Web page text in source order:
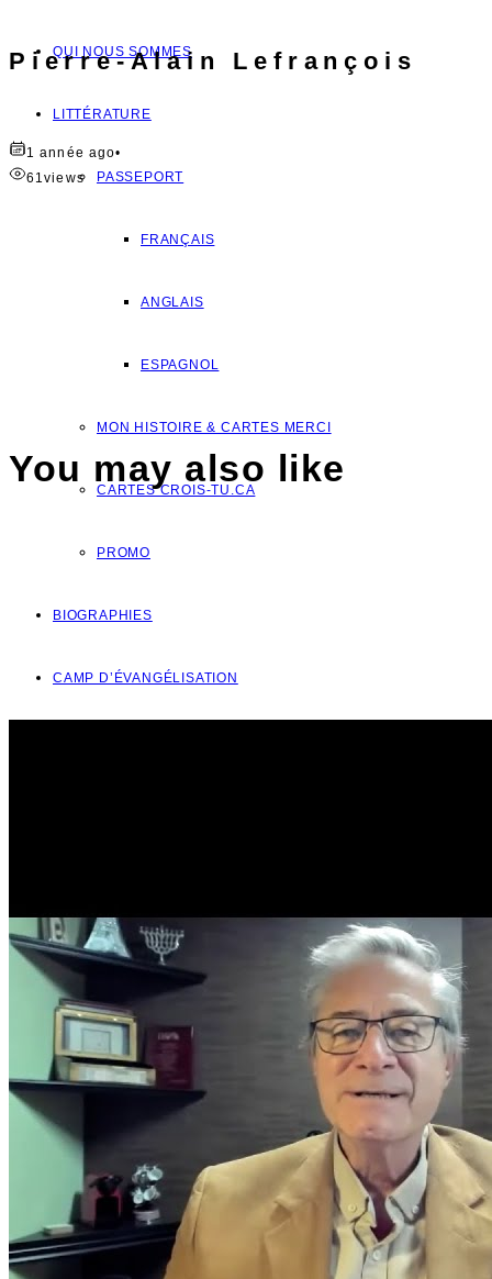
QUI NOUS SOMMES
LITTÉRATURE
PASSEPORT
FRANÇAIS
ANGLAIS
ESPAGNOL
MON HISTOIRE & CARTES MERCI
CARTES CROIS-TU.CA
PROMO
BIOGRAPHIES
CAMP D’ÉVANGÉLISATION
Pierre-Alain Lefrançois
1 année ago•
61views
You may also like